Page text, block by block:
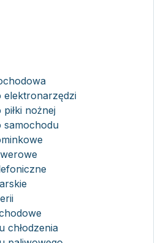
elektronarzędzi
nożnej
samochodu
chłodzenia